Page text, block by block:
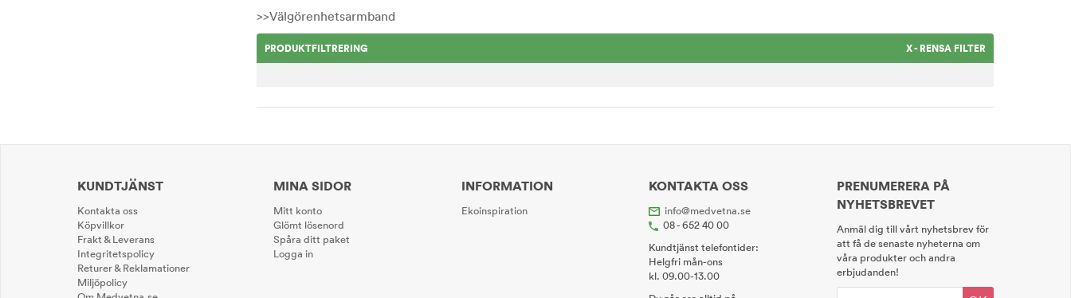
>>Välgörenhetsarmband
PRODUKTFILTRERING X - RENSA FILTER
KUNDTJÄNST
Kontakta oss
Köpvillkor
Frakt & Leverans
Integritetspolicy
Returer & Reklamationer
Miljöpolicy
MINA SIDOR
Mitt konto
Glömt lösenord
Spåra ditt paket
Logga in
INFORMATION
Ekoinspiration
KONTAKTA OSS
info@medvetna.se
08 - 652 40 00
Kundtjänst telefontider:
Helgfri mån-ons
kl. 09.00-13.00
PRENUMERERA PÅ
NYHETSBREVET
Anmäl dig till vårt nyhetsbrev för
att få de senaste nyheterna om
våra produkter och andra
erbjudanden!